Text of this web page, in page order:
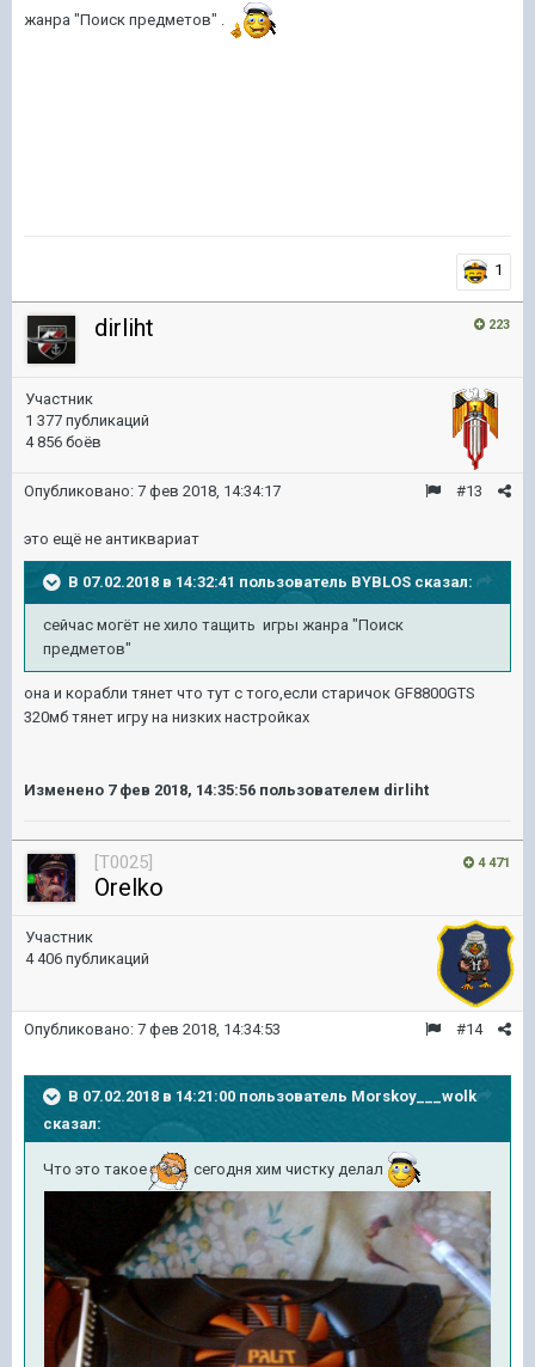
жанра "Поиск предметов" .
1
223
dirliht
Участник
1 377 публикаций
4 856 боёв
#13
Опубликовано: 7 фев 2018, 14:34:17
это ещё не антиквариат
В 07.02.2018 в 14:32:41 пользователь BYBLOS сказал:
сейчас могёт не хило тащить игры жанра "Поиск
предметов"
она и корабли тянет что тут с того,если старичок GF8800GTS
320мб тянет игру на низких настройках
Изменено 7 фев 2018, 14:35:56 пользователем dirliht
4 471
[T0025]
Orelko
Участник
4 406 публикаций
#14
Опубликовано: 7 фев 2018, 14:34:53
В 07.02.2018 в 14:21:00 пользователь Morskoy___wolk
сказал:
Что это такое сегодня хим чистку делал